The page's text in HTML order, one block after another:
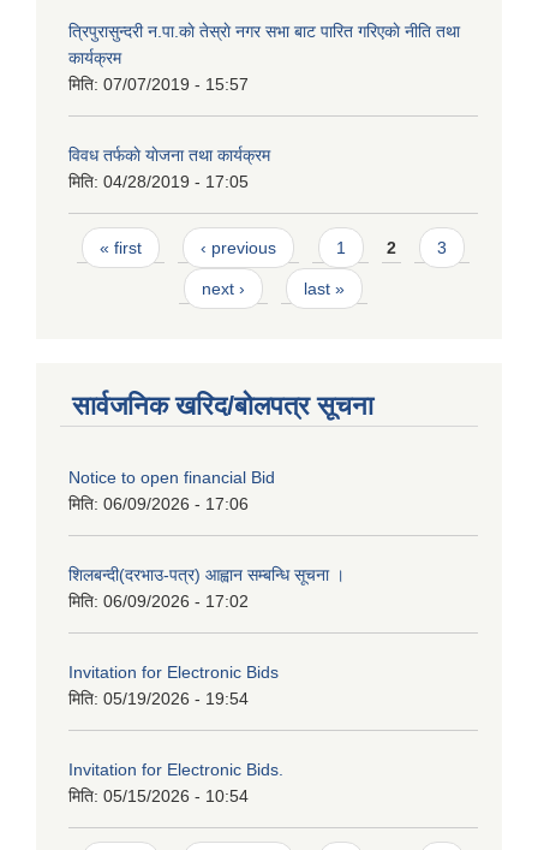
त्रिपुरासुन्दरी न.पा.काे तेस्राे नगर सभा बाट पारित गरिएकाे नीति तथा
कार्यक्रम
मिति: 07/07/2019 - 15:57
विवध तर्फकाे याेजना तथा कार्यक्रम
मिति: 04/28/2019 - 17:05
Pages
« first ‹ previous 1 2 3
next › last »
सार्वजनिक खरिद/बोलपत्र सूचना
Notice to open financial Bid
मिति: 06/09/2026 - 17:06
शिलबन्दी(दरभाउ-पत्र) आह्वान सम्बन्धि सूचना ।
मिति: 06/09/2026 - 17:02
Invitation for Electronic Bids
मिति: 05/19/2026 - 19:54
Invitation for Electronic Bids.
मिति: 05/15/2026 - 10:54